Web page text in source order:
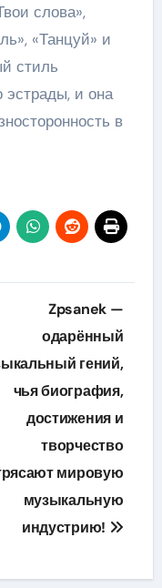
слова»,
«Танцуй» и
стиль
эстрады, и она
в
Zpsanek —
одарённый
гений,
чья биография,
достижения и
творчество
мировую
музыкальную
индустрию!